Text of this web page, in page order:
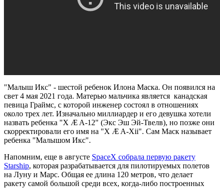
"Малыш Икс" - шестой ребенок Илона Маска. Он появился на
свет 4 мая 2021 года. Матерью мальчика является канадская
певица Граймс, с которой инженер состоял в отношениях
около трех лет. Изначально миллиардер и его девушка хотели
назвать ребенка "X Æ A-12" (Экс Эш Эй-Твелв), но позже они
скорректировали его имя на "X Æ A-Xii". Сам Маск называет
ребенка "Малышом Икс".
Напомним, еще в августе SpaceX собрала первую ракету
Starship, которая разрабатывается для пилотируемых полетов
на Луну и Марс. Общая ее длина 120 метров, что делает
ракету самой большой среди всех, когда-либо построенных